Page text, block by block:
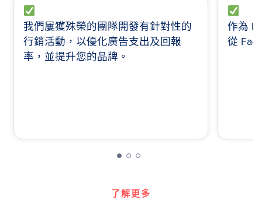
我們屢獲殊榮的團隊開發有針對性的
行銷活動，以優化廣告支出及回報
率，並提升您的品牌。
作為
從
了解更多